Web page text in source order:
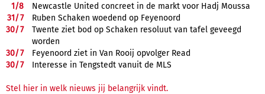
1/8
Newcastle United concreet in de markt voor Hadj Moussa
31/7
Ruben Schaken woedend op Feyenoord
30/7
Twente ziet bod op Schaken resoluut van tafel geveegd
worden
30/7
Feyenoord ziet in Van Rooij opvolger Read
30/7 Interesse in Tengstedt vanuit de MLS
Stel hier in welk nieuws jij belangrijk vindt.